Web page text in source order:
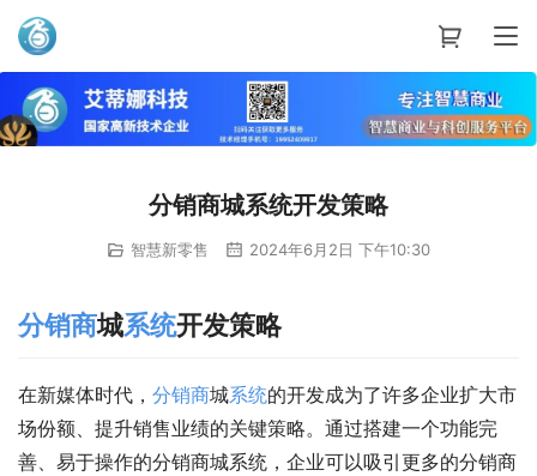
艾蒂娜科技
分销商城系统开发策略
智慧新零售 2024年6月2日 下午10:30
分销商城系统开发策略
在新媒体时代， 分销商城系统的开发成为了许多企业扩大市
场份额、提升销售业绩的关键策略。通过搭建一个功能完
善、易于操作的分销商城系统，企业可以吸引更多的分销商